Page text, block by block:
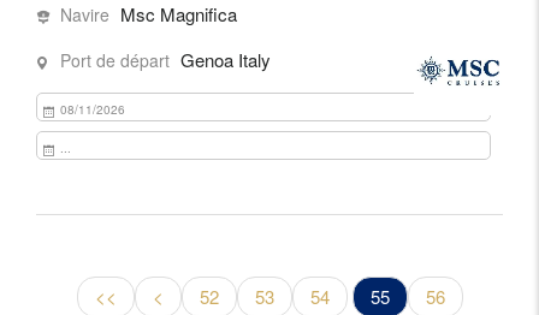
Navire Msc Magnifica
Port de départ Genoa Italy
08/11/2026
...
<< < 52 53 54 55
56